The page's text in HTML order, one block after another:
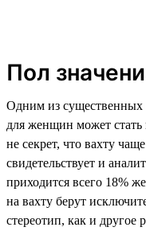
Пол
Одним из существенных
для женщин может стать
не секрет, что вахту
свидетельствует и
приходится всего 18%
на вахту берут
стереотип, как и другое